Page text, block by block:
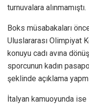
turnuvalara alınmamıştı.
Boks müsabakaları
Uluslararası Olimpiyat
konuyu cadı avına
sporcunun kadın
şeklinde açıklama
İtalyan kamuoyunda